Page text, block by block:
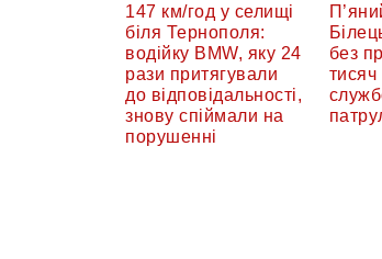
147 км/год у селищі
біля Тернополя:
водійку BMW, яку 24
рази притягували
до відповідальності,
знову спіймали на
порушенні
без
тисяч